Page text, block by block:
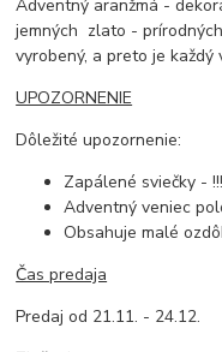
Adventný aranžmá -
jemných zlato -
vyrobený, a preto je každý
UPOZORNENIE
Dôležité upozornenie:
Zapálené sviečky -
Adventný veniec
Obsahuje malé
Čas predaja
Predaj od 21.11. - 24.12.